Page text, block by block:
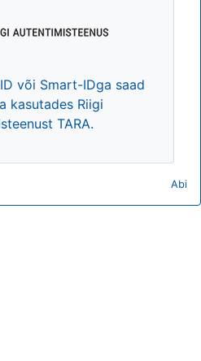
või Smart-IDga saad
kasutades Riigi
TARA.
Abi